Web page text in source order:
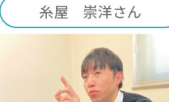
糸屋 崇洋さん